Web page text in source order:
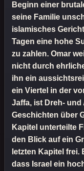
Beginn einer
seine Familie
islamisches
Tagen eine hohe
zu zahlen. Omar
nicht durch
ihn ein
ein Viertel in der
Jaffa, ist Dreh-
Geschichten über
Kapitel unterteilte
den Blick auf ein
letzten Kapitel frei.
dass Israel ein